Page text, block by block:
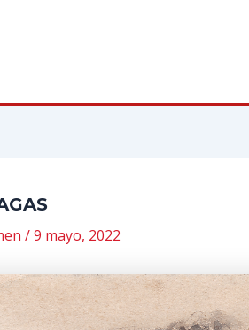
/9 mayo, 2022